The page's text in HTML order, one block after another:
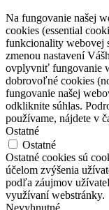
Na fungovanie našej
cookies (essential
funkcionality webovej
zmenou nastavení
ovplyvniť fungovanie
dobrovoľné cookies
fungovanie našej
odkliknite súhlas.
používame, nájdete v
Ostatné
Ostatné
Ostatné cookies sú
účelom zvýšenia
podľa záujmov
využívaní webstránky.
Nevyhnutné